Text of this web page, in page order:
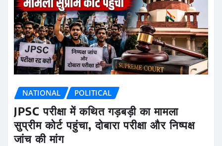
NATIONAL POLITICAL
JPSC परीक्षा में कथित गड़बड़ी का मामला
सुप्रीम कोर्ट पहुंचा, दोबारा परीक्षा और निष्पक्ष
जांच की मांग